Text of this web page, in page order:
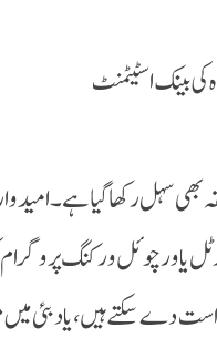
سہل رکھا گیا ہے۔
یا ورچوئل ورکنگ
دے سکتے ہیں، یا دبئی میں